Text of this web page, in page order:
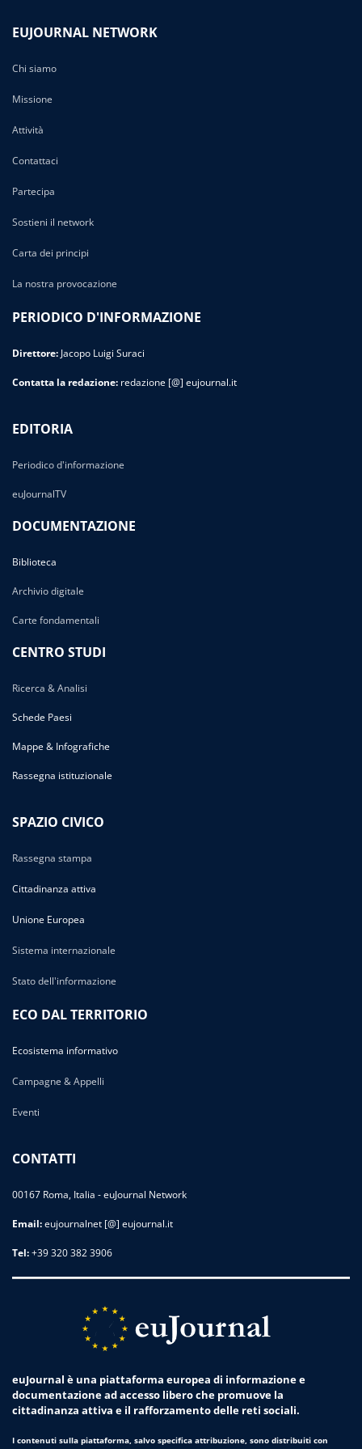
EUJOURNAL NETWORK
Chi siamo
Missione
Attività
Contattaci
Partecipa
Sostieni il network
Carta dei principi
La nostra provocazione
PERIODICO D'INFORMAZIONE
Direttore: Jacopo Luigi Suraci
Contatta la redazione: redazione [@] eujournal.it
EDITORIA
Periodico d'informazione
euJournalTV
DOCUMENTAZIONE
Biblioteca
Archivio digitale
Carte fondamentali
CENTRO STUDI
Ricerca & Analisi
Schede Paesi
Mappe & Infografiche
Rassegna istituzionale
SPAZIO CIVICO
Rassegna stampa
Cittadinanza attiva
Unione Europea
Sistema internazionale
Stato dell'informazione
ECO DAL TERRITORIO
Ecosistema informativo
Campagne & Appelli
Eventi
CONTATTI
00167 Roma, Italia - euJournal Network
Email:eujournalnet [@] eujournal.it
Tel:+39 320 382 3906
euJournal è una piattaforma europea di informazione e
documentazione ad accesso libero che promuove la
cittadinanza attiva e il rafforzamento delle reti sociali.
I contenuti sulla piattaforma, salvo specifica attribuzione, sono distribuiti con